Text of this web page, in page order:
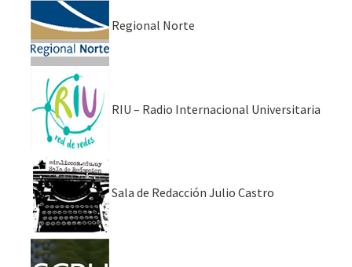
Regional Norte
RIU – Radio Internacional Universitaria
Sala de Redacción Julio Castro